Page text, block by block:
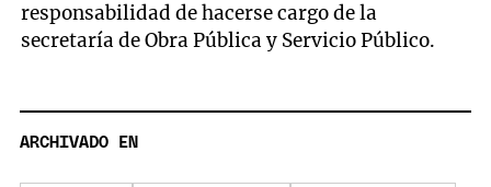
responsabilidad de hacerse cargo de la
secretaría de Obra Pública y Servicio Público.
ARCHIVADO EN